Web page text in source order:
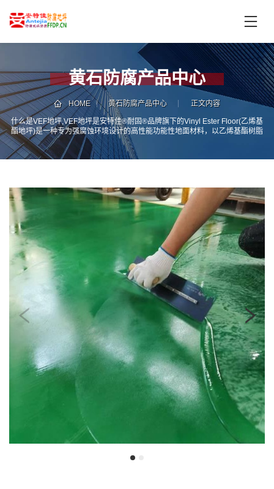
页
中
心
技
术
支
持
服
务
案
资
讯
服
区
联
系
我
电
话
咨
黄石防腐产品中心
HOME 黄石防腐产品中心 正文内容
什么是VEF地坪,VEF地坪是安特佳®耐固®品牌旗下的Vinyl Ester Floor(乙烯基
酯地坪)是一种专为强腐蚀环境设计的高性能功能性地面材料，以乙烯基酯树脂
为核心成分，具有优异的耐酸、耐碱、耐盐及耐化学溶剂侵蚀能力，同时具备
高机械强度、抗冲击性和良好的施工适应性，适用于化工、电镀、制药、污水
处理等工业场所的地面防护。